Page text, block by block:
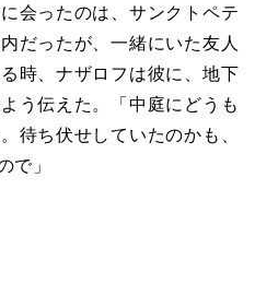
会ったのは、サンクトペテ
だったが、一緒にいた友人
時、ナザロフは彼に、地下
う伝えた。「中庭にどうも
待ち伏せしていたのかも、
で」